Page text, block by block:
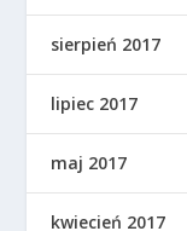
sierpień 2017
lipiec 2017
maj 2017
kwiecień 2017